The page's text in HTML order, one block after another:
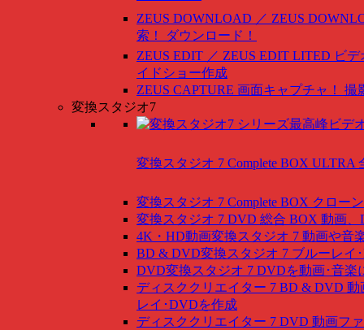
ZEUS DOWNLOAD ／ ZEUS
索！ ダウンロード！
ZEUS EDIT ／ ZEUS EDIT LITED ビ
イドショー作成
ZEUS CAPTURE 画面キャプチャ！ 撮
変換スタジオ7
変換スタジオ 7 Complete BOX ULTRA
変換スタジオ 7 Complete BOX クロー
変換スタジオ 7 DVD 総合 BOX 動画、
4K・HD動画変換スタジオ 7 動画や音
BD & DVD変換スタジオ 7 ブルーレイ
DVD変換スタジオ 7 DVDを動画･音楽
ディスククリエイター 7 BD & DVD 動
レイ･DVDを作成
ディスククリエイター 7 DVD 動画フ